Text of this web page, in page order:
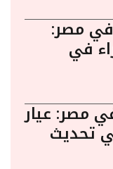
في مصر:
للشراء في
مصر: عيار
في تحديث